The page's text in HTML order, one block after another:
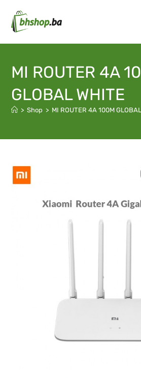
MI ROUTER 4A
GLOBAL WHITE
> Shop > MI ROUTER 4A 100M